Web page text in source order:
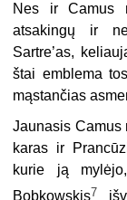
Nes ir Camus
atsakingų ir
Sartre’as,
štai emblema
mąstančias
Jaunasis Camus
karas ir
kurie ją
Bobkowskis7